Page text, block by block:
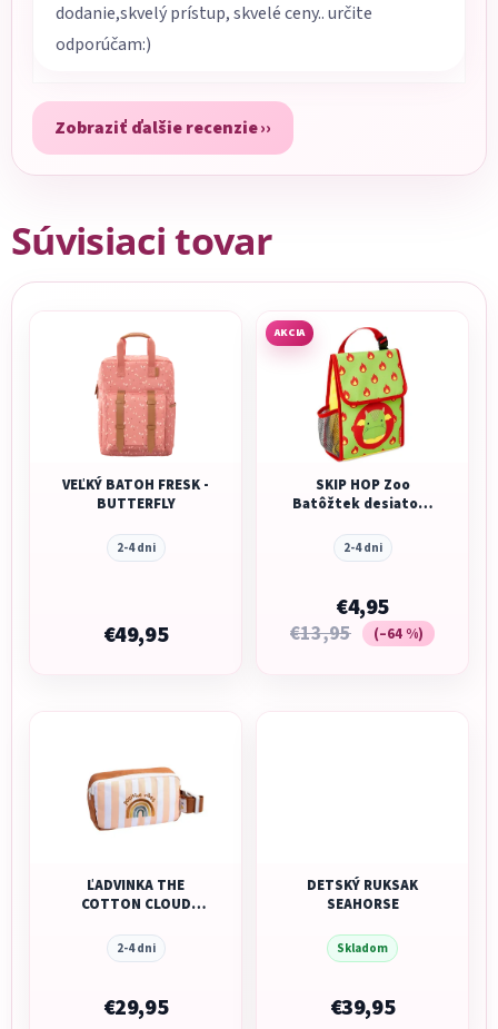
dodanie,skvelý prístup, skvelé ceny.. určite
odporúčam:)
Zobraziť ďalšie recenzie
Súvisiaci tovar
VEĽKÝ BATOH FRESK -
BUTTERFLY
2-4 dni
€49,95
AKCIA
SKIP HOP Zoo
Batôžtek desiatový
2-4 dni
€4,95
€13,95 (–64 %)
ĽADVINKA THE
COTTON CLOUD
2-4 dni
€29,95
DETSKÝ RUKSAK
SEAHORSE
Skladom
€39,95